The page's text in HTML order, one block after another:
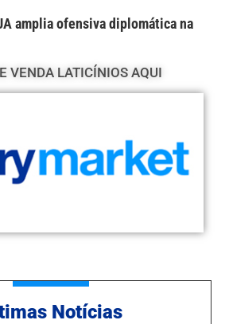
amplia ofensiva diplomática na
VENDA LATICÍNIOS AQUI
Notícias